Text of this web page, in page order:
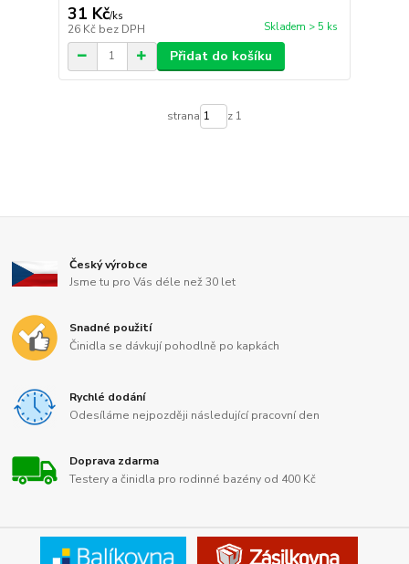
31 Kč/ks
26 Kč bez DPH Skladem > 5 ks
Přidat do košíku
strana z 1
Český výrobce
Jsme tu pro Vás déle než 30 let
Snadné použití
Činidla se dávkují pohodlně po kapkách
Rychlé dodání
Odesíláme nejpozději následující pracovní den
Doprava zdarma
Testery a činidla pro rodinné bazény od 400 Kč